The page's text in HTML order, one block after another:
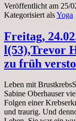
Veröffentlicht am 25/
Kategorisiert alsYoga
Freitag,
l(53),Trevor
zu früh
Leben mit
Sabine Oberhauser
Folgen einer
und traurig. Und